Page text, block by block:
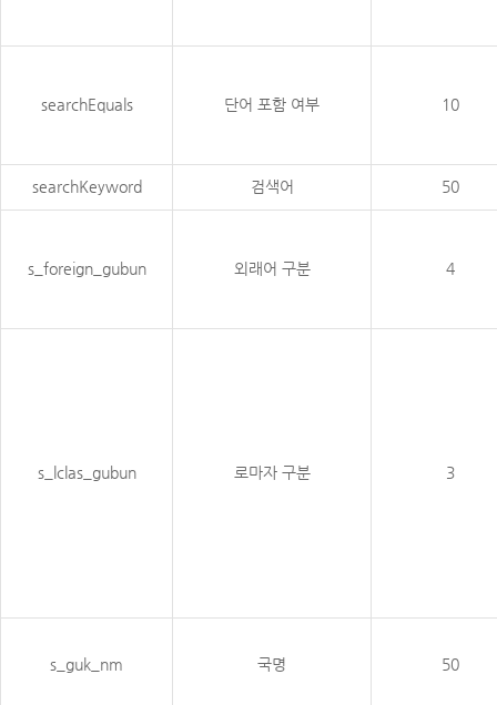
searchEquals 단어 포함 여부 10
searchKeyword 검색어 50
s_foreign_gubun 외래어 구분 4
s_lclas_gubun 로마자 구분 3
s_guk_nm 국명 50